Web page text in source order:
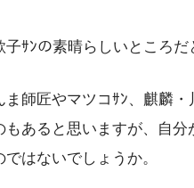
子ｻﾝの素晴らしいところだ
ま師匠やマツコｻﾝ、麒麟
もあると思いますが、自
はないでしょうか。